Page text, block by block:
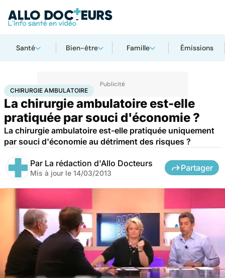
Santé Bien-être Famille Émissions
AccueilSantéMaladiesChirurgie ambulatoire
CHIRURGIE AMBULATOIRE
La chirurgie ambulatoire est-elle
pratiquée par souci d'économie ?
La chirurgie ambulatoire est-elle pratiquée uniquement
par souci d'économie au détriment des risques ?
Par La rédaction d'Allo Docteurs
Mis à jour le 14/03/2013
Partager